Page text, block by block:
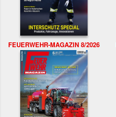
FEUERWEHR-MAGAZIN 8/2026